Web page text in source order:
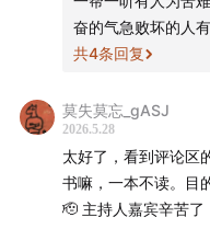
奋的气急败坏的人
共4条回复
莫失莫忘_gASJ
2026.5.28
太好了，看到评论区
书嘛，一本不读。目
🫡 主持人嘉宾辛苦了